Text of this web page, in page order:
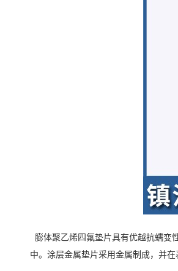
膨体聚乙烯四氟垫片具有优越抗蠕变
中。涂层金属垫片采用金属制成，并